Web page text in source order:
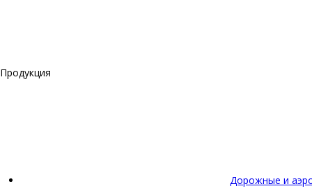
Продукция
Дорожные и